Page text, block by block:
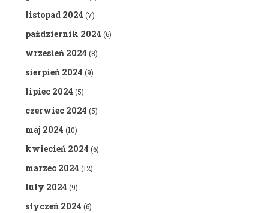
listopad 2024 (7)
październik 2024 (6)
wrzesień 2024 (8)
sierpień 2024 (9)
lipiec 2024 (5)
czerwiec 2024 (5)
maj 2024 (10)
kwiecień 2024 (6)
marzec 2024 (12)
luty 2024 (9)
styczeń 2024 (6)